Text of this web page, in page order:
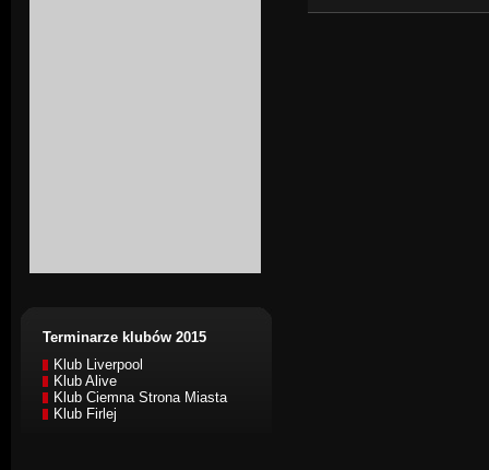
Terminarze klubów 2015
Klub Liverpool
Klub Alive
Klub Ciemna Strona Miasta
Klub Firlej